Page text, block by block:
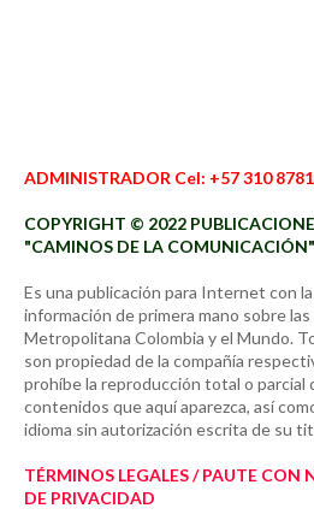
ADMINISTRADOR Cel: +57 310
COPYRIGHT © 2022
"CAMINOS DE LA COMUNICACIÓN"
Es una publicación para Internet con
información de primera mano sobre
Metropolitana Colombia y el Mundo.
son propiedad de la compañía
prohíbe la reproducción total o parcial
contenidos que aquí aparezca, así
idioma sin autorización escrita de su
TÉRMINOS LEGALES / PAUTE CON
DE PRIVACIDAD